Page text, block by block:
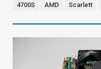
4700S AMD Scarlett